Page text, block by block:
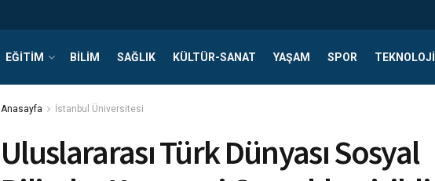
EĞITIM BILIM SAĞLIK KÜLTÜR-SANAT YAŞAM SPOR TEKNOLOJI
Anasayfa İstanbul Üniversitesi
Uluslararası Türk Dünyası Sosyal